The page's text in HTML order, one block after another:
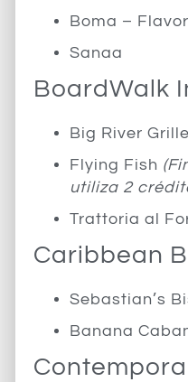
Boma –
Sanaa
BoardWalk
Big River
Flying Fish
utiliza 2
Trattoria al
Caribbean
Sebastian’s
Banana